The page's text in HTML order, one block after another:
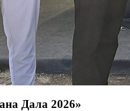
Дала 2026»